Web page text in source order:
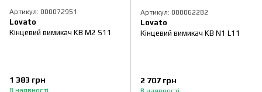
Артикул: 000072951
Lovato
Кінцевий вимикач KB M2 S11
1 383 грн
В наявності
Артикул: 000062282
Lovato
Кінцевий вимикач KB N1 L11
2 707 грн